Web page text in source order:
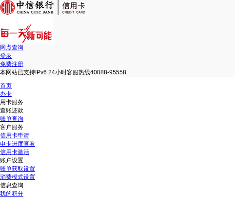
网点查询
登录
免费注册
本网站已支持IPv6 24小时客服热线40088-95558
首页
办卡
用卡服务
查账还款
账单查询
客户服务
信用卡申请
申卡进度查看
信用卡激活
账户设置
账单获取设置
消费模式设置
信息查询
我的积分